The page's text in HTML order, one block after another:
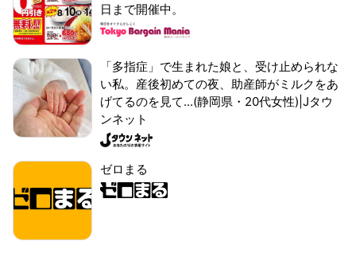
日まで開催中。
「多指症」で生まれた娘と、受け止められな
い私。産後初めての夜、助産師がミルクをあ
げてるのを見て...(静岡県・20代女性)|Jタウ
ンネット
ゼロまる